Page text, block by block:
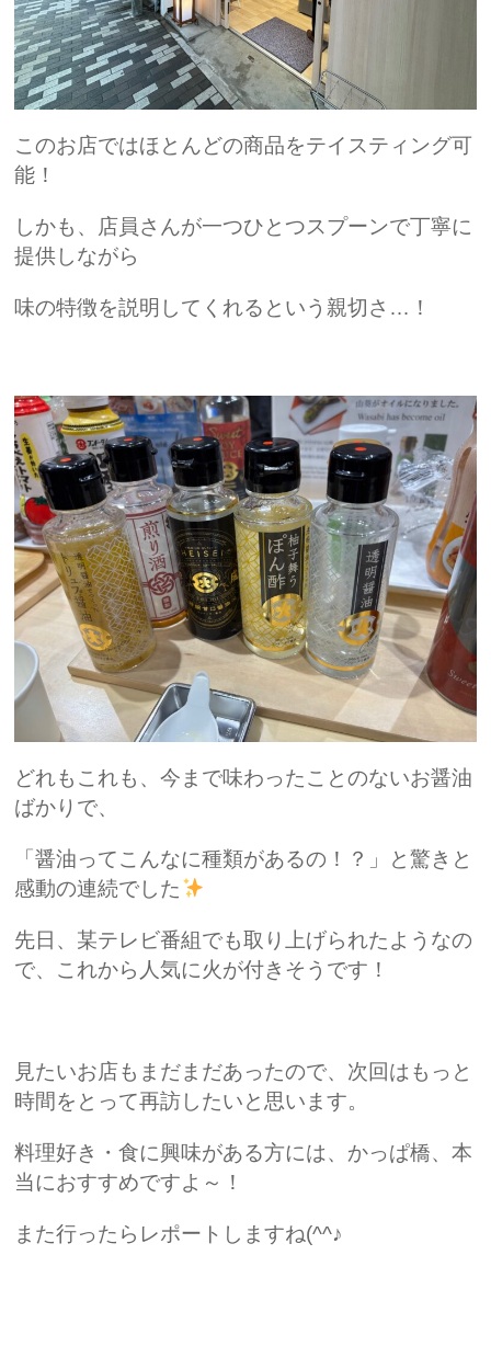
このお店ではほとんどの商品をテイスティング可
能！
しかも、店員さんが一つひとつスプーンで丁寧に
提供しながら
味の特徴を説明してくれるという親切さ…！
どれもこれも、今まで味わったことのないお醤油
ばかりで、
「醤油ってこんなに種類があるの！？」と驚きと
感動の連続でした
先日、某テレビ番組でも取り上げられたようなの
で、これから人気に火が付きそうです！
見たいお店もまだまだあったので、次回はもっと
時間をとって再訪したいと思います。
料理好き・食に興味がある方には、かっぱ橋、本
当におすすめですよ～！
また行ったらレポートしますね(^^♪